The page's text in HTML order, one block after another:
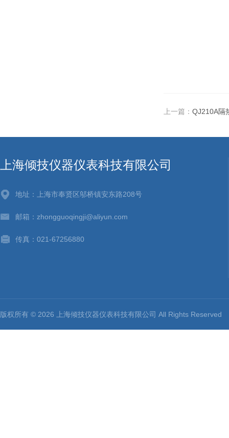
上一篇： QJ210A隔
上海倾技仪器仪表科技有限公司
地址：上海市奉贤区邬桥镇安东路208号
邮箱：zhongguoqingji@aliyun.com
传真：021-67256880
版权所有 © 2026 上海倾技仪器仪表科技有限公司 All Rights